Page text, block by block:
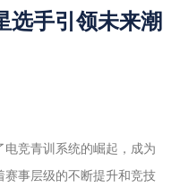
选手引领未来潮
竞青训系统的崛起，成为
赛事层级的不断提升和竞技